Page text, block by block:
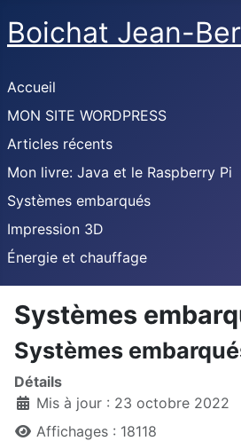
Boichat Jean-
Accueil
MON SITE WORDPRESS
Articles récents
Mon livre: Java et le Raspberry Pi
Systèmes embarqués
Impression 3D
Énergie et chauffage
Systèmes
Systèmes
Détails
Mis à jour : 23 octobre 2022
Affichages : 18118